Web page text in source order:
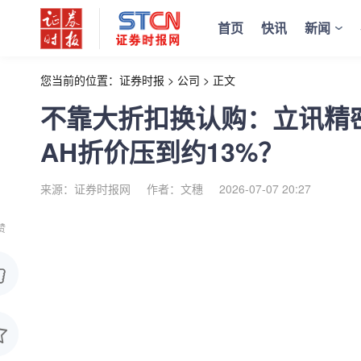
首页 快讯 新闻
您当前的位置： 证券时报 > 公司 > 正文
不靠大折扣换认购：立讯
AH折价压到约13%？
来源：证券时报网 作者：文穗 2026-07-07 20:27